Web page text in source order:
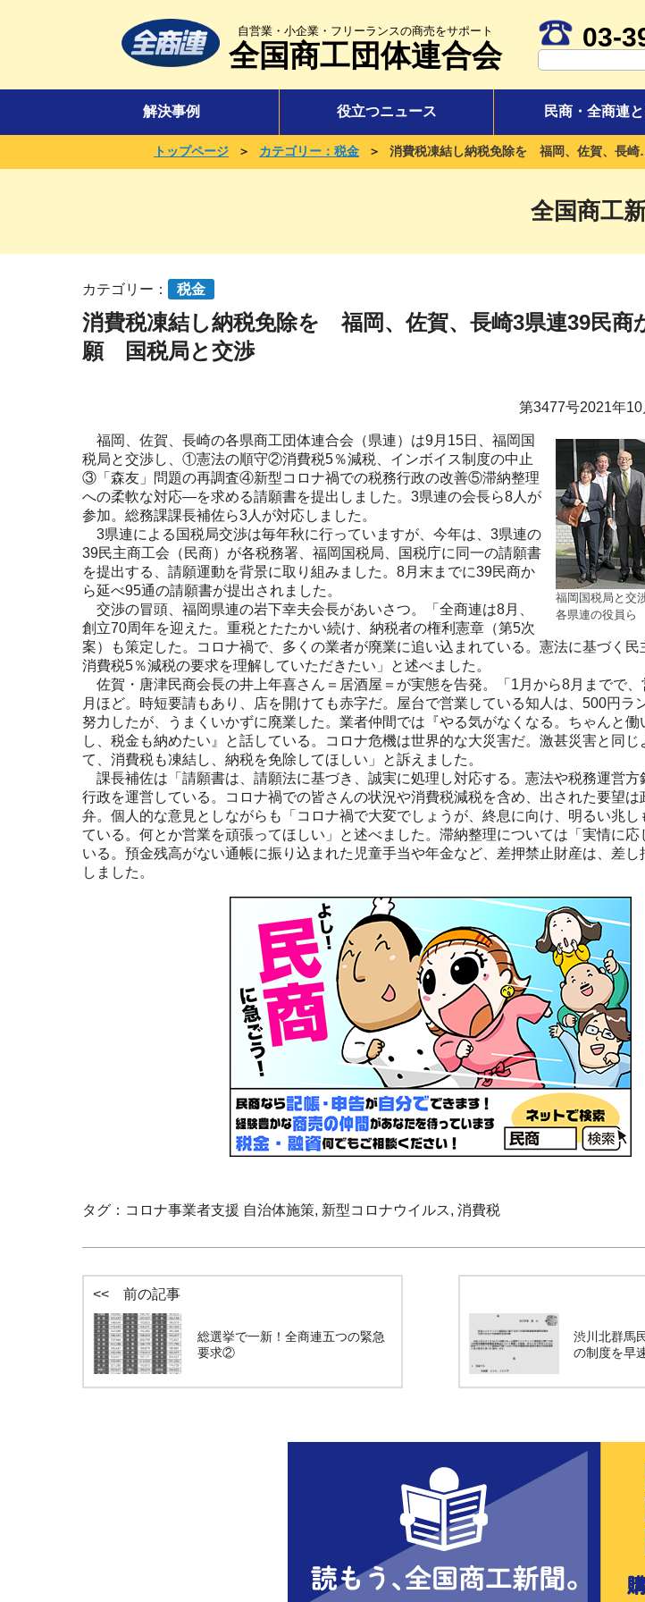
自営業・小企業・フリーランスの商売をサポート
全国商工団体連合会
03-
解決事例 役立つニュース 民商・全商連
トップページ ＞ カテゴリー：税金 ＞ 消費税凍結し納税免
全国商工
カテゴリー： 税金
消費税凍結し納税免除を 福岡、佐賀、長崎3県連39民商
願 国税局と交渉
第3477号2021年
福岡国税局と交
各県連の役員ら
福岡、佐賀、長崎の各県商工団体連合会（県連）は9月15日、福岡国
税局と交渉し、①憲法の順守②消費税5％減税、インボイス制度の中止
③「森友」問題の再調査④新型コロナ禍での税務行政の改善⑤滞納整理
への柔軟な対応―を求める請願書を提出しました。3県連の会長ら8人が
参加。総務課課長補佐ら3人が対応しました。
3県連による国税局交渉は毎年秋に行っていますが、今年は、3県連の
39民主商工会（民商）が各税務署、福岡国税局、国税庁に同一の請願書
を提出する、請願運動を背景に取り組みました。8月末までに39民商か
ら延べ95通の請願書が提出されました。
交渉の冒頭、福岡県連の岩下幸夫会長があいさつ。「全商連は8月、
創立70周年を迎えた。重税とたたかい続け、納税者の権利憲章（第5次
案）も策定した。コロナ禍で、多くの業者が廃業に追い込まれている。憲法に基づく民
消費税5％減税の要求を理解していただきたい」と述べました。
佐賀・唐津民商会長の井上年喜さん＝居酒屋＝が実態を告発。「1月から8月までで、
月ほど。時短要請もあり、店を開けても赤字だ。屋台で営業している知人は、500円ラ
努力したが、うまくいかずに廃業した。業者仲間では『やる気がなくなる。ちゃんと働
し、税金も納めたい』と話している。コロナ危機は世界的な大災害だ。激甚災害と同じ
て、消費税も凍結し、納税を免除してほしい」と訴えました。
課長補佐は「請願書は、請願法に基づき、誠実に処理し対応する。憲法や税務運営方
行政を運営している。コロナ禍での皆さんの状況や消費税減税を含め、出された要望は
弁。個人的な意見としながらも「コロナ禍で大変でしょうが、終息に向け、明るい兆し
ている。何とか営業を頑張ってほしい」と述べました。滞納整理については「実情に応
いる。預金残高がない通帳に振り込まれた児童手当や年金など、差押禁止財産は、差
しました。
タグ： コロナ事業者支援 自治体施策, 新型コロナウイルス, 消費税
<< 前の記事
総選挙で一新！全商連五つの緊急
要求②
渋川北群馬
の制度を早